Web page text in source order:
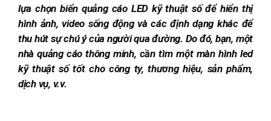
lựa chọn biển quảng cáo LED kỹ thuật số để hiển thị
hình ảnh, video sống động và các định dạng khác để
thu hút sự chú ý của người qua đường. Do đó, bạn, một
nhà quảng cáo thông minh, cần tìm một màn hình led
kỹ thuật số tốt cho công ty, thương hiệu, sản phẩm,
dịch vụ, v.v.